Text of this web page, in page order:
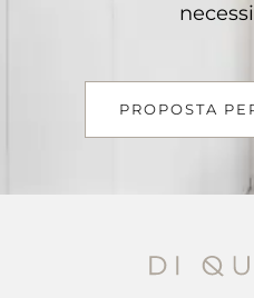
PROPOSTA